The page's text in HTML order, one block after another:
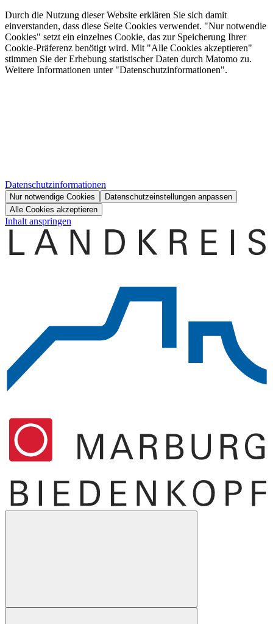
Durch die Nutzung dieser Website erklären Sie sich damit
einverstanden, dass diese Seite Cookies verwendet. "Nur notwendie
Cookies" setzt ein einzelnes Cookie, das zur Speicherung Ihrer
Cookie-Präferenz benötigt wird. Mit "Alle Cookies akzeptieren"
stimmen Sie der Erhebung statistischer Daten durch Matomo zu.
Weitere Informationen unter "Datenschutzinformationen".
Datenschutzinformationen
Nur notwendige Cookies
Datenschutzeinstellungen anpassen
Alle Cookies akzeptieren
Inhalt anspringen